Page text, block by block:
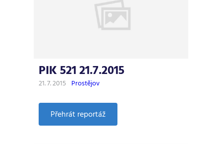
PIK 521 21.7.2015
21. 7. 2015 Prostějov
Přehrát reportáž:
PIK